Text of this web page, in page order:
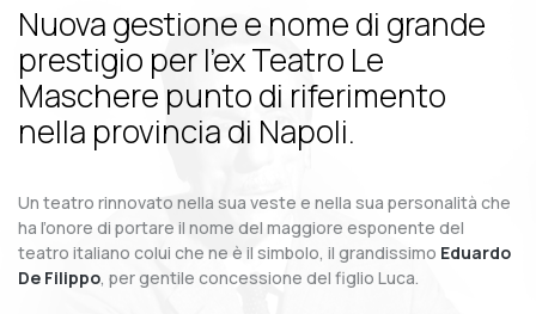
Nuova gestione e nome di grande
prestigio per l’ex Teatro Le
Maschere punto di riferimento
nella provincia di Napoli.
Un teatro rinnovato nella sua veste e nella sua personalità che
ha l’onore di portare il nome del maggiore esponente del
teatro italiano colui che ne è il simbolo, il grandissimo Eduardo
De Filippo, per gentile concessione del figlio Luca.